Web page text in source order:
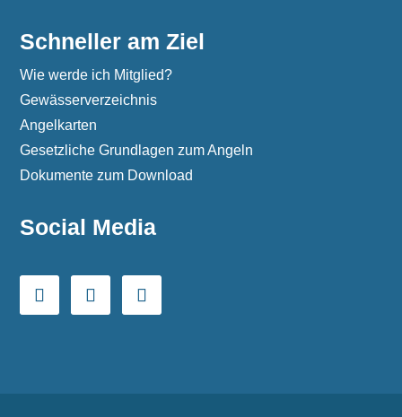
Schneller am Ziel
Wie werde ich Mitglied?
Gewässerverzeichnis
Angelkarten
Gesetzliche Grundlagen zum Angeln
Dokumente zum Download
Social Media